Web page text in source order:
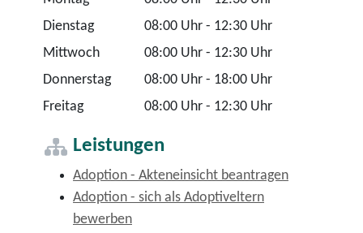
Dienstag
08:00 Uhr - 12:30 Uhr
Mittwoch
08:00 Uhr - 12:30 Uhr
Donnerstag
08:00 Uhr - 18:00 Uhr
Freitag
08:00 Uhr - 12:30 Uhr
Leistungen
Adoption - Akteneinsicht beantragen
Adoption - sich als Adoptiveltern
bewerben